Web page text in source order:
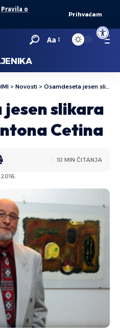
Open
Pravila o
Prihvaćam
Aa
> Novosti > Osamdeseta jesen slikara i donatora Antona Cetina
jesen slikara
Cetina
2016.
10 MIN ČITANJA